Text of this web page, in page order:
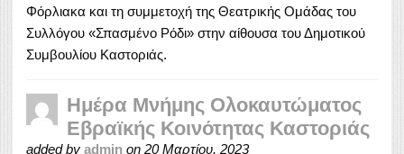
Φόρλιακα και τη συμμετοχή της Θεατρικής Ομάδας του
Συλλόγου «Σπασμένο Ρόδι» στην αίθουσα του Δημοτικού
Συμβουλίου Καστοριάς.
Ημέρα Μνήμης Ολοκαυτώματος
Εβραϊκής Κοινότητας Καστοριάς
added by admin on 20 Μαρτίου, 2023